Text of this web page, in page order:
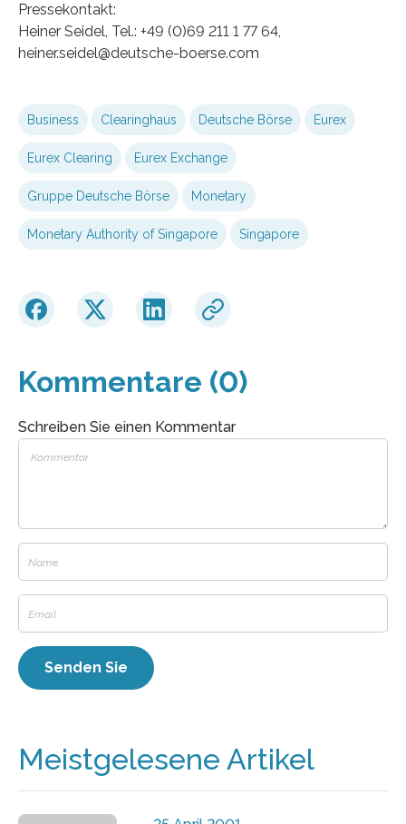
Pressekontakt:
Heiner Seidel, Tel.: +49 (0)69 211 1 77 64,
heiner.seidel@deutsche-boerse.com
Business Clearinghaus Deutsche Börse Eurex
Eurex Clearing Eurex Exchange
Gruppe Deutsche Börse Monetary
Monetary Authority of Singapore Singapore
Kommentare (0)
Schreiben Sie einen Kommentar
Meistgelesene Artikel